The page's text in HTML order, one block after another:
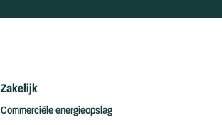
Zakelijk
Commerciële energieopslag